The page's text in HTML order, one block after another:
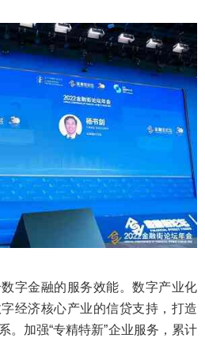
金融的服务效能。数字产业化
经济核心产业的信贷支持，打造
。加强“专精特新”企业服务，累计